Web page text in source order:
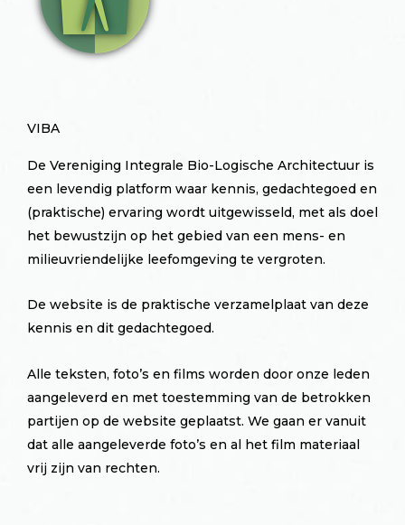
VIBA
De Vereniging Integrale Bio-Logische Architectuur is
een levendig platform waar kennis, gedachtegoed en
(praktische) ervaring wordt uitgewisseld, met als doel
het bewustzijn op het gebied van een mens- en
milieuvriendelijke leefomgeving te vergroten.
De website is de praktische verzamelplaat van deze
kennis en dit gedachtegoed.
Alle teksten, foto’s en films worden door onze leden
aangeleverd en met toestemming van de betrokken
partijen op de website geplaatst. We gaan er vanuit
dat alle aangeleverde foto’s en al het film materiaal
vrij zijn van rechten.